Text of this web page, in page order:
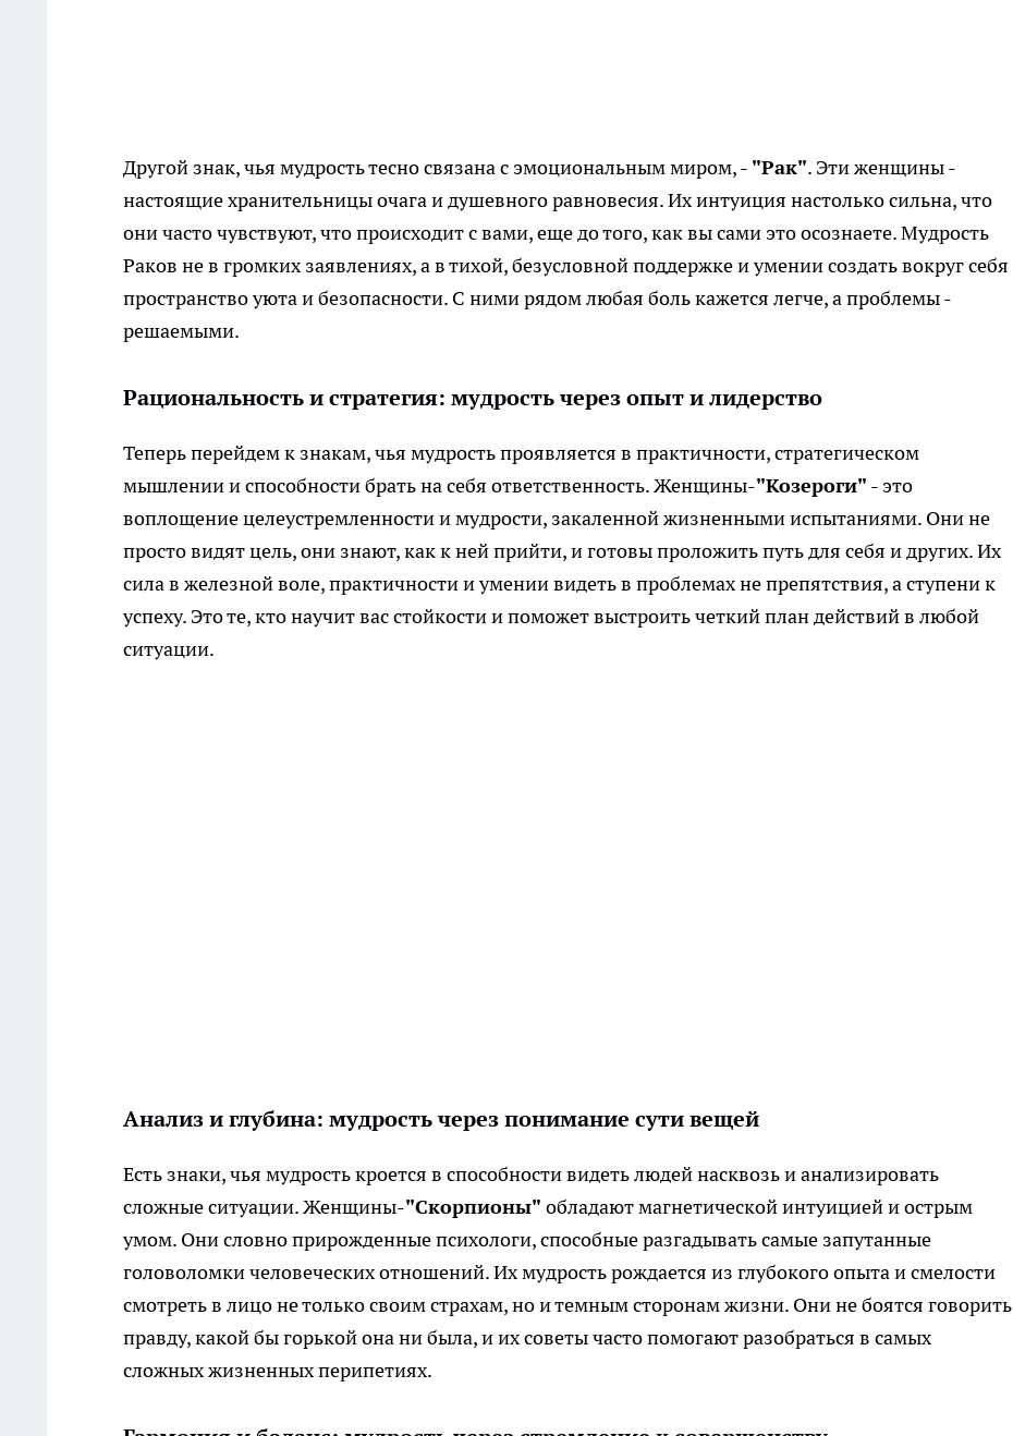
Другой знак, чья мудрость тесно связана с эмоциональным миром, - "Рак". Эти женщины -
настоящие хранительницы очага и душевного равновесия. Их интуиция настолько сильна, что
они часто чувствуют, что происходит с вами, еще до того, как вы сами это осознаете. Мудрость
Раков не в громких заявлениях, а в тихой, безусловной поддержке и умении создать вокруг себя
пространство уюта и безопасности. С ними рядом любая боль кажется легче, а проблемы -
решаемыми.
Рациональность и стратегия: мудрость через опыт и лидерство
Теперь перейдем к знакам, чья мудрость проявляется в практичности, стратегическом
мышлении и способности брать на себя ответственность. Женщины-"Козероги" - это
воплощение целеустремленности и мудрости, закаленной жизненными испытаниями. Они не
просто видят цель, они знают, как к ней прийти, и готовы проложить путь для себя и других. Их
сила в железной воле, практичности и умении видеть в проблемах не препятствия, а ступени к
успеху. Это те, кто научит вас стойкости и поможет выстроить четкий план действий в любой
ситуации.
Анализ и глубина: мудрость через понимание сути вещей
Есть знаки, чья мудрость кроется в способности видеть людей насквозь и анализировать
сложные ситуации. Женщины-"Скорпионы" обладают магнетической интуицией и острым
умом. Они словно прирожденные психологи, способные разгадывать самые запутанные
головоломки человеческих отношений. Их мудрость рождается из глубокого опыта и смелости
смотреть в лицо не только своим страхам, но и темным сторонам жизни. Они не боятся говорить
правду, какой бы горькой она ни была, и их советы часто помогают разобраться в самых
сложных жизненных перипетиях.